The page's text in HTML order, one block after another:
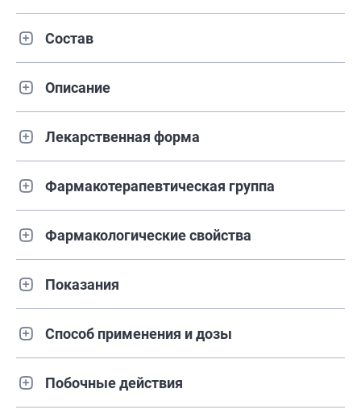
Состав
Описание
Лекарственная форма
Фармакотерапевтическая группа
Фармакологические свойства
Показания
Способ применения и дозы
Побочные действия